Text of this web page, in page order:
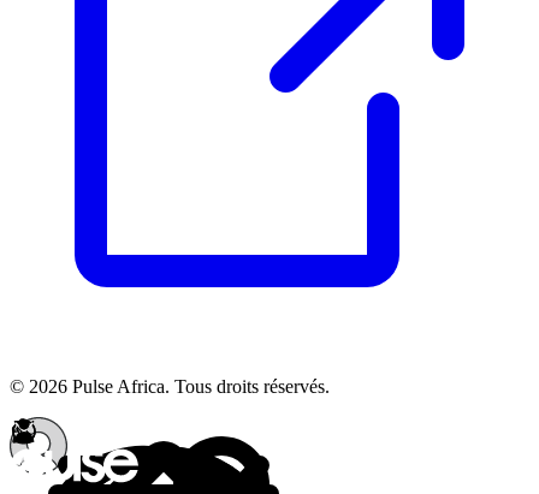
© 2026 Pulse Africa. Tous droits réservés.